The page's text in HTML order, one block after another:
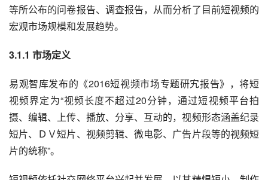
等所公布的问卷报告、调查报告，从而分析了目前短视频的
宏观市场规模和发展趋势。
3.1.1 市场定义
易观智库发布的《2016短视频市场专题研宄报告》，将短
视频界定为“视频长度不超过20分钟，通过短视频平台拍
摄、编辑、上传、播放、分享、互动的，视频形态涵盖纪录
短片、ＤＶ短片、视频剪辑、微电影、广告片段等的视频短
片的统称”。